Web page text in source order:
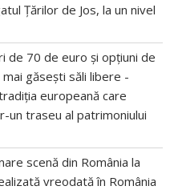
Țărilor de Jos, la un nivel
de 70 de euro și opțiuni de
găsești săli libere -
europeană care
un traseu al patrimoniului
scenă din România la
vreodată în România